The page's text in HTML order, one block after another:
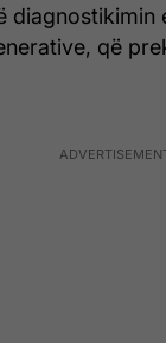
diagnostikimin
që